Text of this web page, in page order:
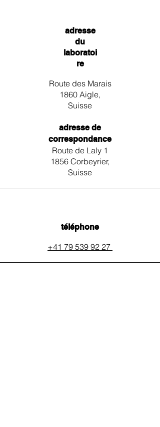
adresse
du
laboratoi
re
Route des Marais
1860 Aigle,
Suisse
adresse de
correspondance
Route de Laly 1
1856 Corbeyrier,
Suisse
téléphone
+41 79 539 92 27